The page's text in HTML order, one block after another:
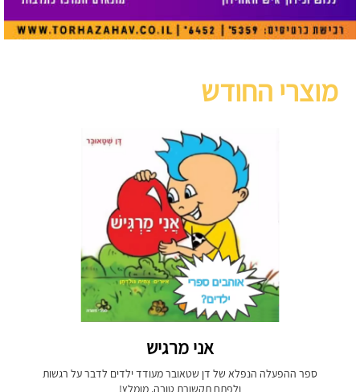
מוצרי החודש
אני מרגיש
ספר ההפעלה הנפלא של דן שטאובר מעודד ילדים לדבר על רגשות
ולפתח תקשורת טובה. מומלץ!